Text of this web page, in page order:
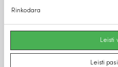
Rinkodara
Leisti
Leisti